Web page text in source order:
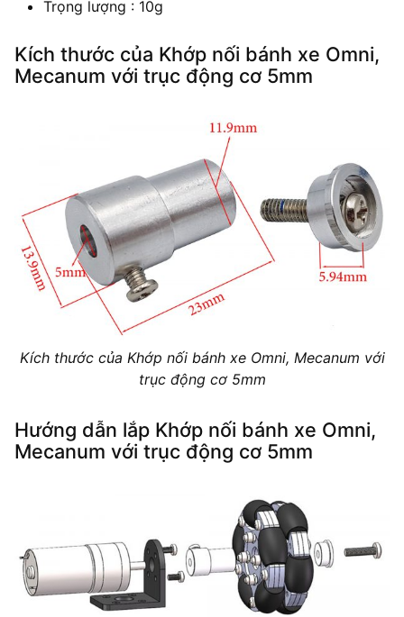
Trọng lượng : 10g
Kích thước của Khớp nối bánh xe Omni,
Mecanum với trục động cơ 5mm
Kích thước của Khớp nối bánh xe Omni, Mecanum với
trục động cơ 5mm
Hướng dẫn lắp Khớp nối bánh xe Omni,
Mecanum với trục động cơ 5mm